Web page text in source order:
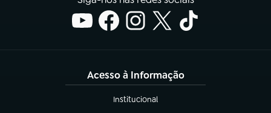
Acesso à Informação
Institucional
(abre em nova aba)